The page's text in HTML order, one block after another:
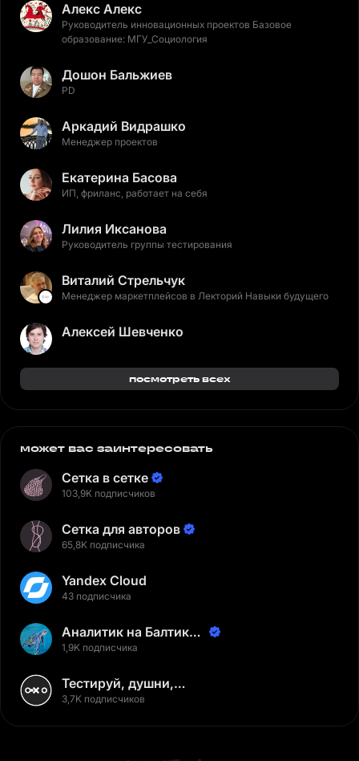
Алекс Алекс
Руководитель инновационных проектов Базовое
образование: МГУ_Социология
Дошон Бальжиев
PD
Аркадий Видрашко
Менеджер проектов
Екатерина Басова
ИП, фриланс, работает на себя
Лилия Иксанова
Руководитель группы тестирования
Виталий Стрельчук
Менеджер маркетплейсов в Лекторий Навыки будущего
Алексей Шевченко
посмотреть всех
может вас заинтересовать
Сетка в сетке
103,9K подписчиков
Сетка для авторов
65,8K подписчика
Yandex Cloud
43 подписчика
Аналитик на Балтике |
Неверов Станислав
1,9K подписчика
Тестируй, душни,
наслаждайся
3,7K подписчиков